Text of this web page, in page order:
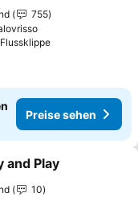
755
Preise sehen
hinzufügen
and Play
10